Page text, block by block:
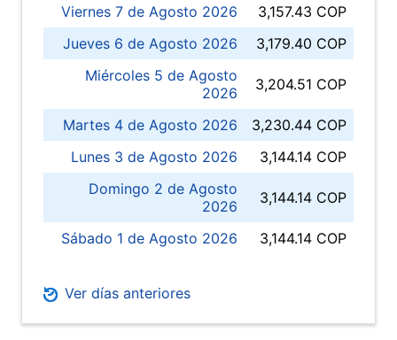
Viernes 7 de Agosto 2026
3,157.43 COP
Jueves 6 de Agosto 2026
3,179.40 COP
Miércoles 5 de Agosto
2026
3,204.51 COP
Martes 4 de Agosto 2026
3,230.44 COP
Lunes 3 de Agosto 2026
3,144.14 COP
Domingo 2 de Agosto
2026
3,144.14 COP
Sábado 1 de Agosto 2026 3,144.14 COP
Ver días anteriores